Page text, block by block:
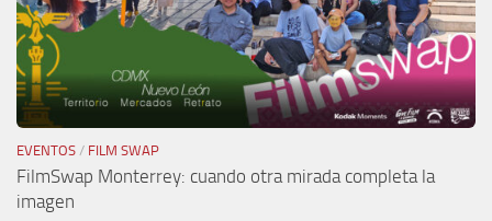
EVENTOS / FILM SWAP
FilmSwap Monterrey: cuando otra mirada completa la
imagen